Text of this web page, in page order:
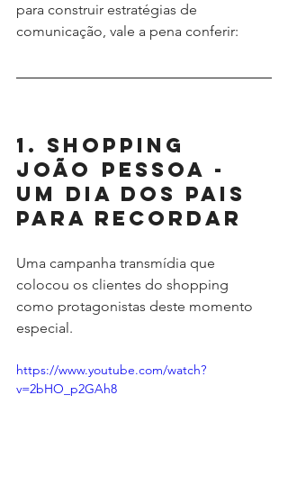
para construir estratégias de
comunicação, vale a pena conferir:
1. Shopping
João Pessoa -
Um Dia dos Pais
para Recordar
Uma campanha transmídia que
colocou os clientes do shopping
como protagonistas deste momento
especial.
https://www.youtube.com/watch?
v=2bHO_p2GAh8